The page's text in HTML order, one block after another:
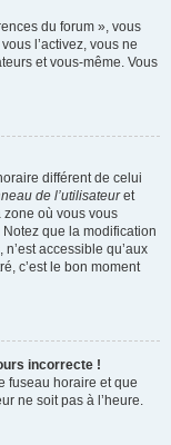
du forum », vous
vous l’activez, vous ne
et vous-même. Vous
différent de celui
de l’utilisateuret
zone où vous vous
que la modification
accessible qu’aux
c’est le bon moment
incorrecte !
fuseau horaire et que
ne soit pas à l’heure.